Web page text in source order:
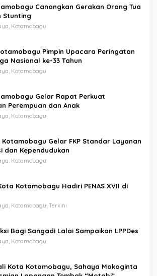
Canangkan Gerakan Orang Tua
Stunting
Kotamobagu
Pimpin Upacara Peringatan
Nasional ke-33 Tahun
Kotamobagu
Gelar Rapat Perkuat
Perempuan dan Anak
Kotamobagu
Kotamobagu Gelar FKP Standar Layanan
dan Kependudukan
Kotamobagu
Kotamobagu Hadiri PENAS XVII di
Kotamobagu, Terkini
Bagi Sangadi Lalai Sampaikan LPPDes
Kotamobagu
Kota Kotamobagu, Sahaya Mokoginta